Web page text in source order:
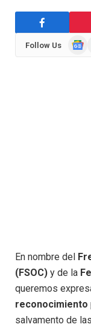
Follow Us
En nombre del
(FSOC) y de la
queremos
reconocimiento
salvamento de